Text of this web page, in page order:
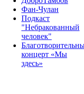
Фан-Чулан
Подкаст
"Небракованный
человек"
концерт «Мы
здесь»